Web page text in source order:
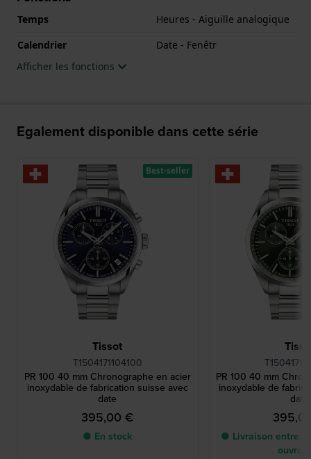
Temps
Heures - Aiguille analogique
Calendrier
Date - Fenêtr
Afficher les fonctions
Egalement disponible dans cette série
Tissot
T1504171104100
PR 100 40 mm Chronographe en acier
inoxydable de fabrication suisse avec
date
395,00 €
● En stock
Best-seller
PR 100 40 mm
inoxydable de
date
● Livraison entre